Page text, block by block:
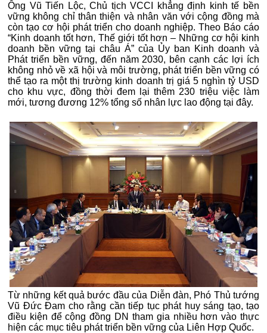
Ông Vũ Tiến Lộc, Chủ tịch VCCI khẳng định kinh tế bền
vững không chỉ thân thiện và nhân văn với cộng đồng mà
còn tạo cơ hội phát triển cho doanh nghiệp. Theo Báo cáo
“Kinh doanh tốt hơn, Thế giới tốt hơn – Những cơ hội kinh
doanh bền vững tại châu Á” của Ủy ban Kinh doanh và
Phát triển bền vững, đến năm 2030, bên cạnh các lợi ích
không nhỏ về xã hội và môi trường, phát triển bền vững có
thể tạo ra một thị trường kinh doanh trị giá 5 nghìn tỷ USD
cho khu vực, đồng thời đem lại thêm 230 triệu việc làm
mới, tương đương 12% tổng số nhân lực lao động tại đây.
Từ những kết quả bước đầu của Diễn đàn, Phó Thủ tướng
Vũ Đức Đam cho rằng cần tiếp tục phát huy sáng tạo, tạo
điều kiện để cộng đồng DN tham gia nhiều hơn vào thực
hiện các mục tiêu phát triển bền vững của Liên Hợp Quốc.